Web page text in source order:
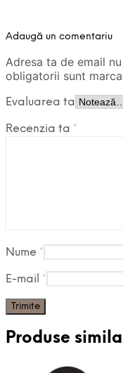
Adaugă un comentariu
Adresa ta de email
obligatorii sunt
Evaluarea ta
Recenzia ta *
Nume *
E-mail *
Produse